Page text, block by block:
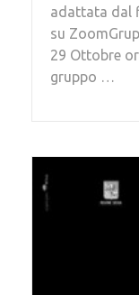
adattata dal
su
29 Ottobre
gruppo …